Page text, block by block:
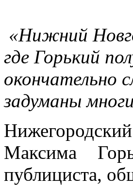
«Нижний
где Горький
окончательно
задуманы
Максима
публициста,